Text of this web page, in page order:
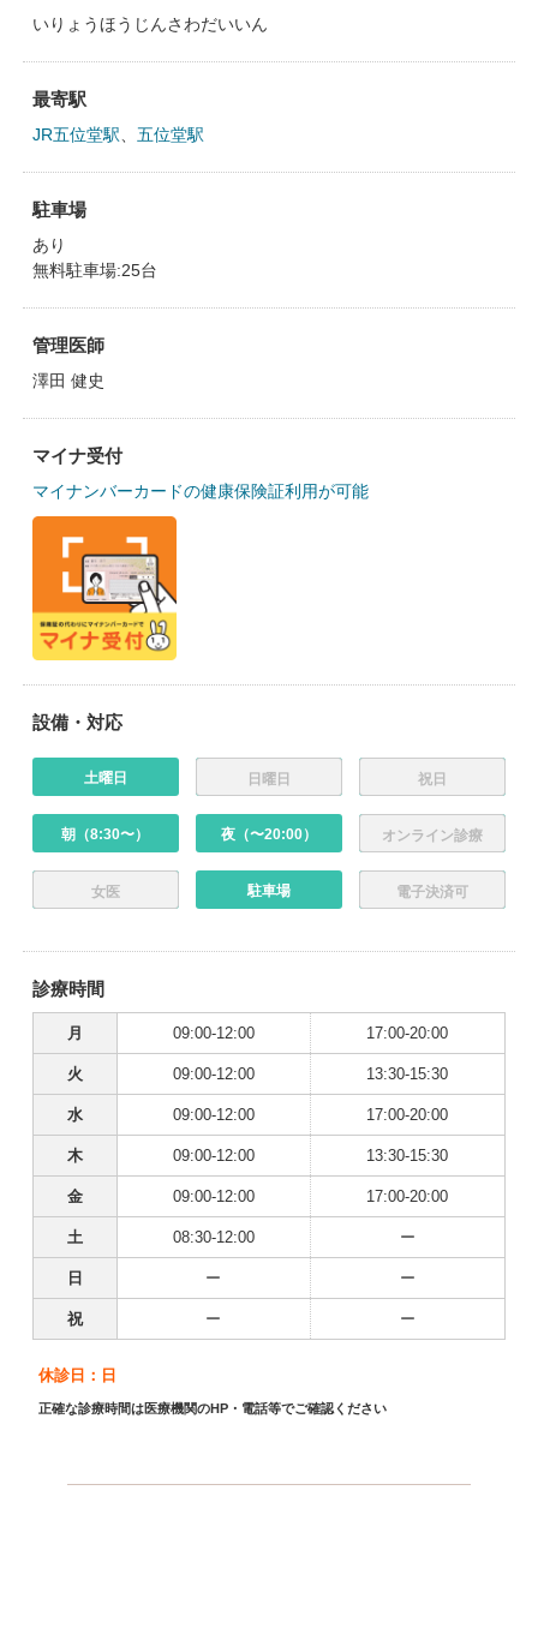
いりょうほうじんさわだいいん
最寄駅
JR五位堂駅 五位堂駅
駐車場
あり
無料駐車場:25台
管理医師
澤田 健史
マイナ受付
マイナンバーカードの健康保険証利用が可能
設備・対応
土曜日 日曜日 祝日
朝（8:30〜） 夜（〜20:00） オンライン診療
女医 駐車場 電子決済可
診療時間
月 09:00-12:00 17:00-20:00
火 09:00-12:00 13:30-15:30
水 09:00-12:00 17:00-20:00
木 09:00-12:00 13:30-15:30
金 09:00-12:00 17:00-20:00
土 08:30-12:00 ー
日 ー ー
祝 ー ー
休診日：日
正確な診療時間は医療機関のHP・電話等でご確認ください